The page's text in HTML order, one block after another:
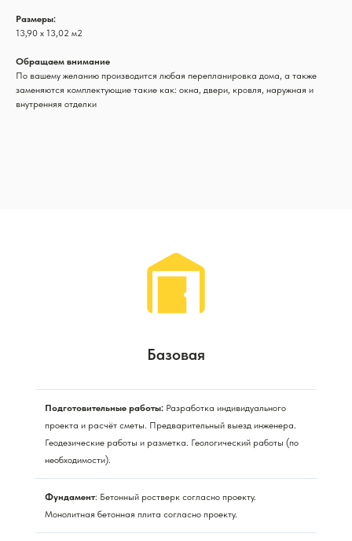
Размеры:
13,90 х 13,02 м2
Обращаем внимание
По вашему желанию производится любая перепланировка дома, а также
заменяются комплектующие такие как: окна, двери, кровля, наружная и
внутренняя отделки
Базовая
Подготовительные работы: Разработка индивидуального
проекта и расчёт сметы. Предварительный выезд инженера.
Геодезические работы и разметка. Геологический работы (по
необходимости).
Фундамент: Бетонный ростверк согласно проекту.
Монолитная бетонная плита согласно проекту.